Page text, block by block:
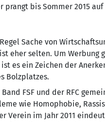
prangt bis Sommer 2015
Sache von
eher selten. Um Werbung
es ein Zeichen der
Bolzplatzes.
FSF und der RFC
wie Homophobie,
Verein im Jahr 2011